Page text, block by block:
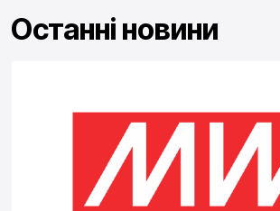
Останні новини